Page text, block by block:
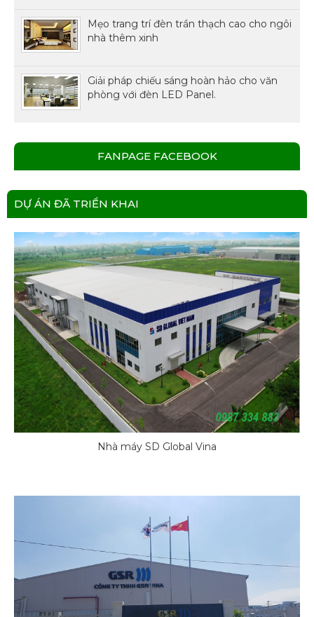
Mẹo trang trí đèn trần thạch cao cho ngôi
nhà thêm xinh
Giải pháp chiếu sáng hoàn hảo cho văn
phòng với đèn LED Panel.
FANPAGE FACEBOOK
DỰ ÁN ĐÃ TRIỂN KHAI
Nhà máy SD Global Vina